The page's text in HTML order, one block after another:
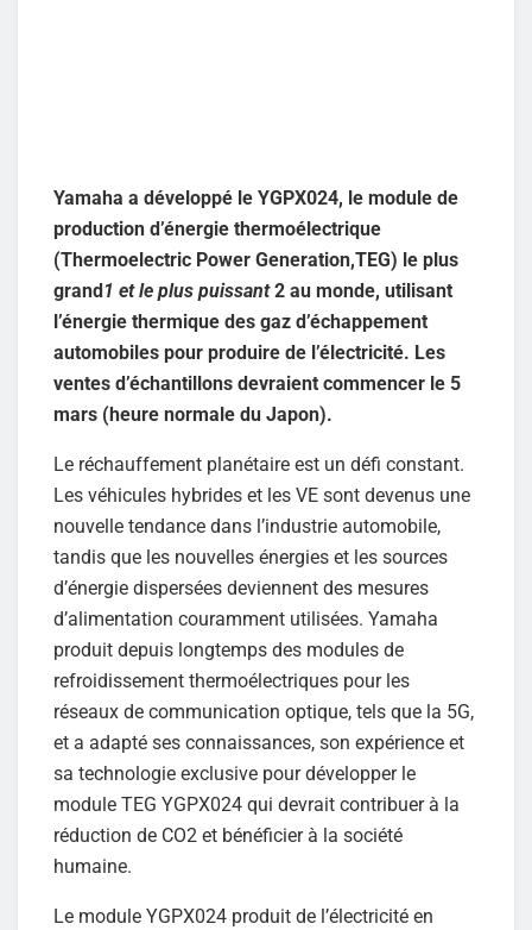
Yamaha a développé le YGPX024, le module de
production d’énergie thermoélectrique
(Thermoelectric Power Generation,TEG) le plus
grand 1 et le plus puissant 2 au monde, utilisant
l’énergie thermique des gaz d’échappement
automobiles pour produire de l’électricité. Les
ventes d’échantillons devraient commencer le 5
mars (heure normale du Japon).
Le réchauffement planétaire est un défi constant.
Les véhicules hybrides et les VE sont devenus une
nouvelle tendance dans l’industrie automobile,
tandis que les nouvelles énergies et les sources
d’énergie dispersées deviennent des mesures
d’alimentation couramment utilisées. Yamaha
produit depuis longtemps des modules de
refroidissement thermoélectriques pour les
réseaux de communication optique, tels que la 5G,
et a adapté ses connaissances, son expérience et
sa technologie exclusive pour développer le
module TEG YGPX024 qui devrait contribuer à la
réduction de CO2 et bénéficier à la société
humaine.
Le module YGPX024 produit de l’électricité en